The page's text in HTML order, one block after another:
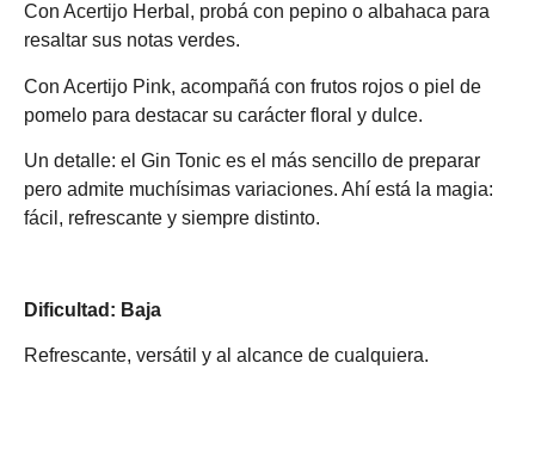
Con Acertijo Herbal, probá con pepino o albahaca para
resaltar sus notas verdes.
Con Acertijo Pink, acompañá con frutos rojos o piel de
pomelo para destacar su carácter floral y dulce.
Un detalle: el Gin Tonic es el más sencillo de preparar
pero admite muchísimas variaciones. Ahí está la magia:
fácil, refrescante y siempre distinto.
Dificultad: Baja
Refrescante, versátil y al alcance de cualquiera.